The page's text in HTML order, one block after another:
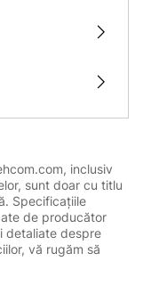
inclusiv
sunt doar cu titlu
Specificațiile
de producător
detaliate despre
vă rugăm să